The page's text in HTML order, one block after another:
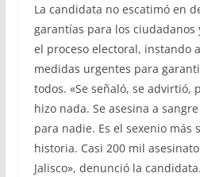
La candidata no escatimó en
garantías para los
el proceso electoral, instando
medidas urgentes para
todos. «Se señaló, se advirtió,
hizo nada. Se asesina a
para nadie. Es el sexenio más
historia. Casi 200 mil
Jalisco», denunció la candidata.